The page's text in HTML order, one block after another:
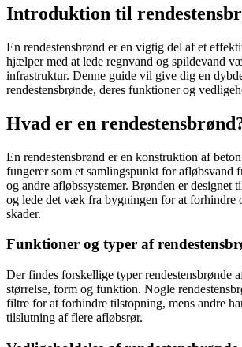
Introduktion til
En rendestensbrønd er en vigtig del af et
hjælper med at lede regnvand og spildevand
infrastruktur. Denne guide vil give dig en
rendestensbrønde, deres funktioner og
Hvad er en
En rendestensbrønd er en konstruktion af
fungerer som et samlingspunkt for afløbsvand
og andre afløbssystemer. Brønden er designet
og lede det væk fra bygningen for at forhindre
skader.
Funktioner og typer af
Der findes forskellige typer rendestensbrønde
størrelse, form og funktion. Nogle
filtre for at forhindre tilstopning, mens andre
tilslutning af flere afløbsrør.